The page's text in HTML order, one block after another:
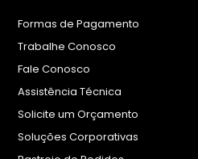
Formas de Pagamento
Trabalhe Conosco
Fale Conosco
Assistência Técnica
Solicite um Orçamento
Soluções Corporativas